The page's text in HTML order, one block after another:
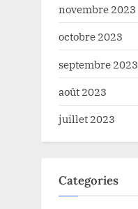
novembre 2023
octobre 2023
septembre 2023
août 2023
juillet 2023
Categories